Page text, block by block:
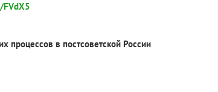
процессов в постсоветской России